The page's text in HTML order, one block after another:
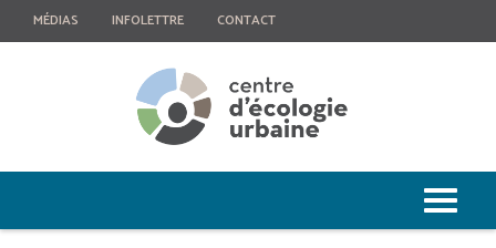
MÉDIAS INFOLETTRE CONTACT